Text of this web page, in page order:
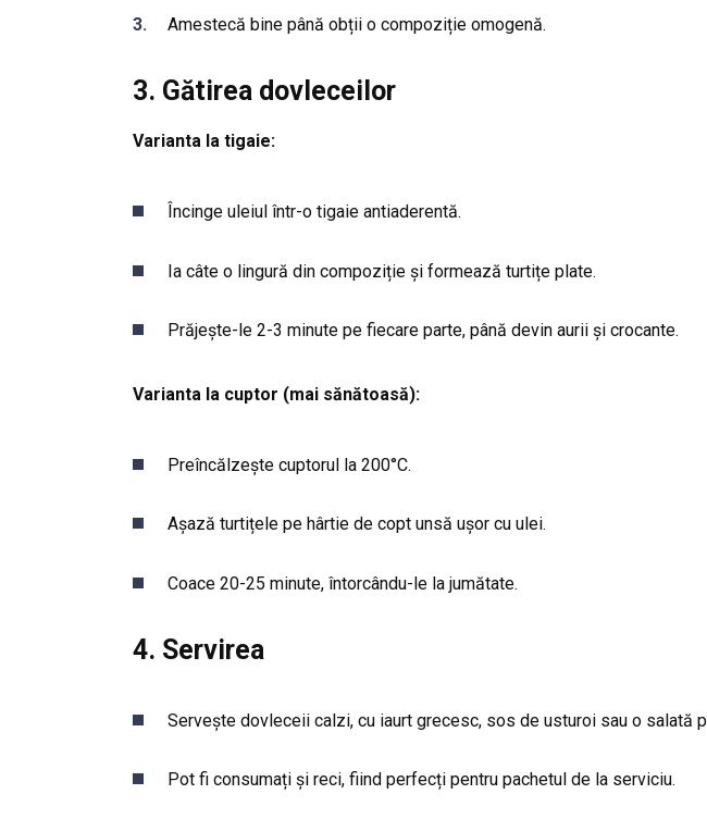
Amestecă bine până obții o compoziție omogenă.
3. Gătirea dovleceilor
Varianta la tigaie:
Încinge uleiul într-o tigaie antiaderentă.
Ia câte o lingură din compoziție și formează turtițe plate.
Prăjește-le 2-3 minute pe fiecare parte, până devin aurii și crocante.
Varianta la cuptor (mai sănătoasă):
Preîncălzește cuptorul la 200°C.
Așază turtițele pe hârtie de copt unsă ușor cu ulei.
Coace 20-25 minute, întorcându-le la jumătate.
4. Servirea
Servește dovleceii calzi, cu iaurt grecesc, sos de usturoi sau o salată
Pot fi consumați și reci, fiind perfecți pentru pachetul de la serviciu.